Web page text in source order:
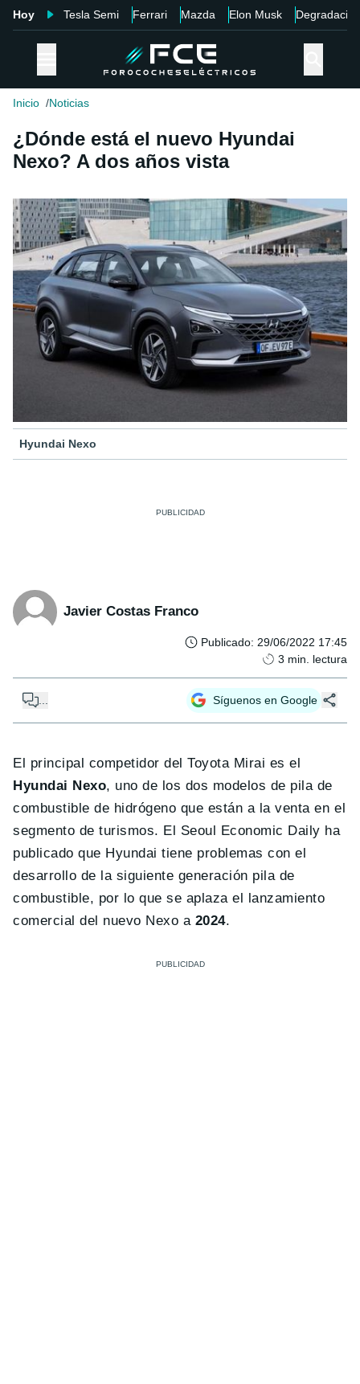
Hoy Tesla Semi Ferrari Mazda Elon Musk Degradación
Inicio Noticias
¿Dónde está el nuevo Hyundai
Nexo? A dos años vista
Hyundai Nexo
Javier Costas Franco
Publicado: 29/06/2022 17:45
3 min. lectura
Síguenos en Google
El principal competidor del Toyota Mirai es el
Hyundai Nexo, uno de los dos modelos de pila de
combustible de hidrógeno que están a la venta en el
segmento de turismos. El Seoul Economic Daily ha
publicado que Hyundai tiene problemas con el
desarrollo de la siguiente generación pila de
combustible, por lo que se aplaza el lanzamiento
comercial del nuevo Nexo a 2024.